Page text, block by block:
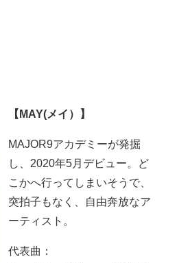
【MAY(メイ）】
MAJOR9アカデミーが発掘
し、2020年5月デビュー。ど
こかへ行ってしまいそうで、
突拍子もなく、自由奔放なア
ーティスト。
代表曲：